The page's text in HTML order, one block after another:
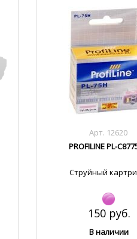
Арт. 12620
PROFILINE PL-
Струйный
150 руб.
В наличии